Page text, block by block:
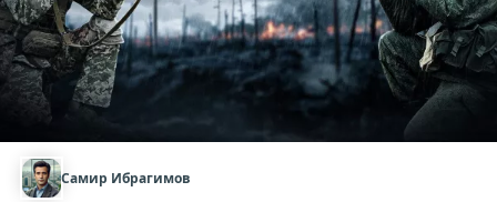
Самир Ибрагимов